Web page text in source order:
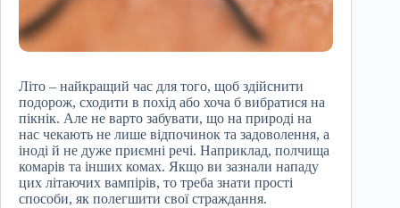
Літо – найкращий час для того, щоб здійснити
подорож, сходити в похід або хоча б вибратися на
пікнік. Але не варто забувати, що на природі на
нас чекають не лише відпочинок та задоволення, а
іноді й не дуже приємні речі. Наприклад, полчища
комарів та інших комах. Якщо ви зазнали нападу
цих літаючих вампірів, то треба знати прості
способи, як полегшити свої страждання.